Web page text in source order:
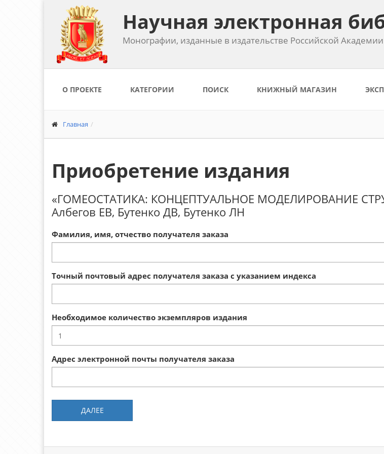
Научная электронная
Монографии, изданные в издательстве Российской Академии
О ПРОЕКТЕ КАТЕГОРИИ ПОИСК КНИЖНЫЙ МАГАЗИН
Главная
Приобретение издания
«ГОМЕОСТАТИКА: КОНЦЕПТУАЛЬНОЕ МОДЕЛИРОВАНИЕ
Албегов ЕВ, Бутенко ДВ, Бутенко ЛН
Фамилия, имя, отчество получателя заказа
Точный почтовый адрес получателя заказа с указанием индекса
Необходимое количество экземпляров издания
Адрес электронной почты получателя заказа
ДАЛЕЕ